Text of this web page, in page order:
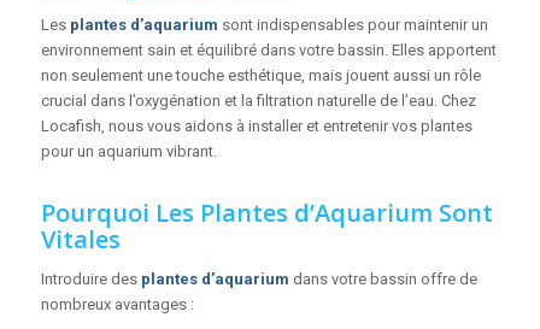
Les plantes d’aquarium sont indispensables pour maintenir un
environnement sain et équilibré dans votre bassin. Elles apportent
non seulement une touche esthétique, mais jouent aussi un rôle
crucial dans l’oxygénation et la filtration naturelle de l’eau. Chez
Locafish, nous vous aidons à installer et entretenir vos plantes
pour un aquarium vibrant.
Pourquoi Les Plantes d’Aquarium Sont
Vitales
Introduire des plantes d’aquarium dans votre bassin offre de
nombreux avantages :